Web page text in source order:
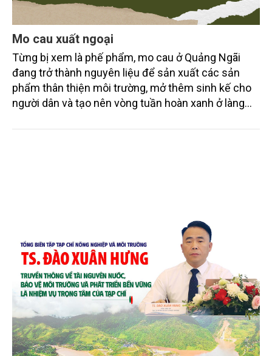
Mo cau xuất ngoại
Từng bị xem là phế phẩm, mo cau ở Quảng Ngãi
đang trở thành nguyên liệu để sản xuất các sản
phẩm thân thiện môi trường, mở thêm sinh kế cho
người dân và tạo nên vòng tuần hoàn xanh ở làng
chén, dĩa... từ mo cau đã được thị trường trong nước